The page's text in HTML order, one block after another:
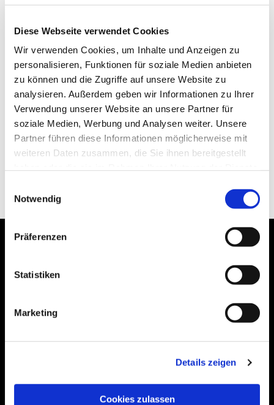
Diese Webseite verwendet Cookies
Wir verwenden Cookies, um Inhalte und Anzeigen zu
personalisieren, Funktionen für soziale Medien anbieten
zu können und die Zugriffe auf unsere Website zu
analysieren. Außerdem geben wir Informationen zu Ihrer
Verwendung unserer Website an unsere Partner für
soziale Medien, Werbung und Analysen weiter. Unsere
Partner führen diese Informationen möglicherweise mit
weiteren Daten zusammen, die Sie ihnen bereitgestellt
Notwendig
Präferenzen
Statistiken
Marketing
Details zeigen
Cookies zulassen
Bitte akzeptieren Sie Marketing-Cookies,
Accept cookies